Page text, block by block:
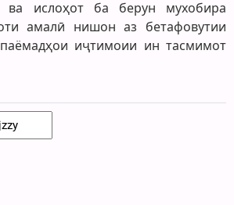
ва ислоҳот ба берун мухобира
амалӣ нишон аз бетафовутии
иҷтимоии ин тасмимот